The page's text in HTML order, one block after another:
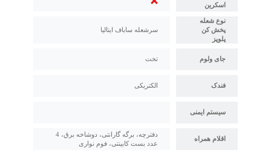
اسکرین
نوع شعله
پخش کن
پلوپز
سرشعله ساباف ایتالیا
جای ولوم تخت
فندک الکتریکی
سیستم ایمنی
اقلام همراه
دفترچه، برگه گارانتی، دوشاخه برق، 4
عدد بست کابینتی، فوم نواری